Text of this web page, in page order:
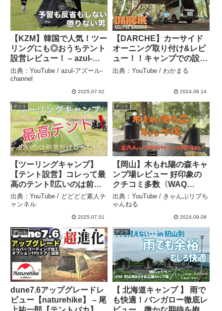
【KZM】韓国で人気！ツー
リングにも◎おうちテント
設営レビュー！ – azul-ア
ズール- channel
出典：YouTube / azul-アズール-
channel
2025.07.02
【DARCHE】カーサイド
オーニング取り付け&レビ
ュー！！キャンプでの設営
がこんなにも楽になるなん
出典：YouTube / わかまる
2024.08.14
テント
【ツーリングキャンプ】
【テント設営】コレって最
高のテント⁉️広いのは前室
だけじゃない❗️初張り&レビ
ュー – どどどど素人チャン
出典：YouTube / どどどど素人チ
ャンネル
2025.07.01
テント
【岡山】木もれ陽の森キャ
ンプ場レビュー 好印象の
クチコミ多数〈WAQ
Alpha T/C SOLO DX〉 –
きゃんぷリブちゃんねる
出典：YouTube / きゃんぷリブち
ゃんねる
2024.09.08
テント
dune7.6アップグレードレ
ビュー【naturehike】 – 尾
テント
【 北海道キャンプ 】 雨で
も快適！バンガロー徹底レ